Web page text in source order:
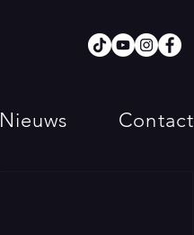
Nieuws Contact